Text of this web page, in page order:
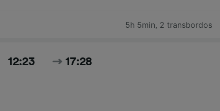
5h 5min, 2 transbordos
12:23 17:28